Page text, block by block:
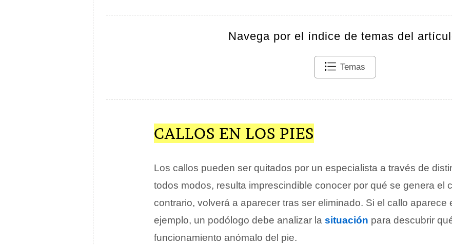
Navega por el índice de temas del
Temas
CALLOS EN LOS PIES
Los callos pueden ser quitados por un especialista a través de
todos modos, resulta imprescindible conocer por qué se genera el
contrario, volverá a aparecer tras ser eliminado. Si el callo aparece
ejemplo, un podólogo debe analizar la situación para descubrir
funcionamiento anómalo del pie.